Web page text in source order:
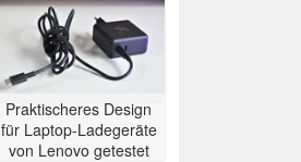
Praktischeres Design
für Laptop-Ladegeräte
von Lenovo getestet